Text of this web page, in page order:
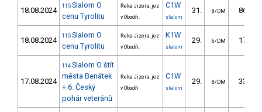
18.08.2024 115 Slalom O
cenu Tyrolitu
Řeka Jizera, jez
v Obodři.
C1W
slalom
31. 8/DM 86.15
18.08.2024 115 Slalom O
cenu Tyrolitu
Řeka Jizera, jez
v Obodři.
K1W
slalom
29. 6/DM 17.57
17.08.2024
114 Slalom O štít
města Benátek
+ 6. Český
pohár veteránů
Řeka Jizera, jez
v Obodři
C1W
slalom
29. 8/DM 33.36